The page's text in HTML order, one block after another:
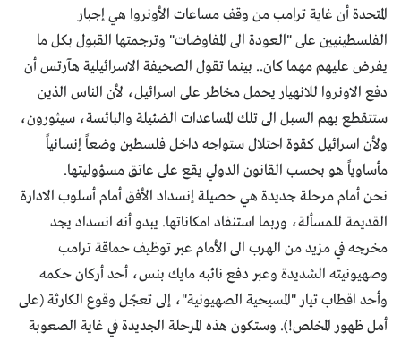
المتحدة أن غاية ترامب من وقف مساعات الأونروا هي إجبار
الفلسطينيين على "العودة الى المفاوضات" وترجمتها القبول بكل ما
يفرض عليهم مهما كان.. بينما تقول الصحيفة الاسرائيلية هآرتس أن
دفع الاونروا للانهيار يحمل مخاطر على اسرائيل، لأن الناس الذين
ستتقطع بهم السبل الى تلك المساعدات الضئيلة والبائسة، سيثورون،
ولأن اسرائيل كقوة احتلال ستواجه داخل فلسطين وضعاً إنسانياً
مأساوياً هو بحسب القانون الدولي يقع على عاتق مسؤوليتها.
نحن أمام مرحلة جديدة هي حصيلة إنسداد الأفق أمام أسلوب الادارة
القديمة للمسألة، وربما استنفاد امكاناتها. يبدو أنه انسداد يجد
مخرجه في مزيد من الهرب الى الأمام عبر توظيف حماقة ترامب
وصهيونيته الشديدة وعبر دفع نائبه مايك بنس، أحد أركان حكمه
وأحد اقطاب تيار "المسيحية الصهيونية"، إلى تعجّل وقوع الكارثة (على
أمل ظهور المخلص!). وستكون هذه المرحلة الجديدة في غاية الصعوبة